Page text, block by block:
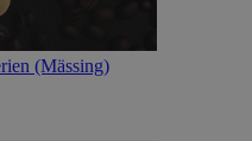
(Mässing)